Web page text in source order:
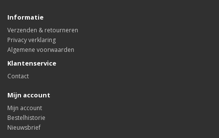
Informatie
Verzenden & retourneren
Privacy verklaring
Algemene voorwaarden
Klantenservice
Contact
Mijn account
Mijn account
Bestelhistorie
Nieuwsbrief